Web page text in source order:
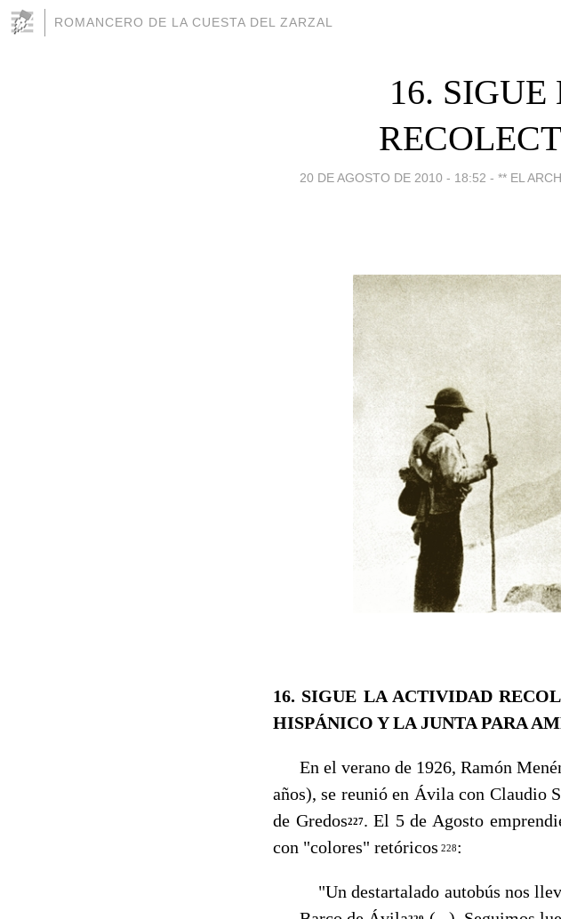
ROMANCERO DE LA CUESTA DEL ZARZAL
16.
20 DE AGOSTO DE 2010 - 18:52 - ** EL
16. SIGUE LA ACTIVIDAD
HISPÁNICO Y LA JUNTA PARA
En el verano de 1926, Ramón
años), se reunió en Ávila con Claudio
de Gredos227. El 5 de Agosto
con "co­lores" retóricos 228:
"Un destartalado autobús nos